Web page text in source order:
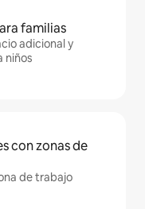
familias
adicional y
niños
con zonas de
de trabajo